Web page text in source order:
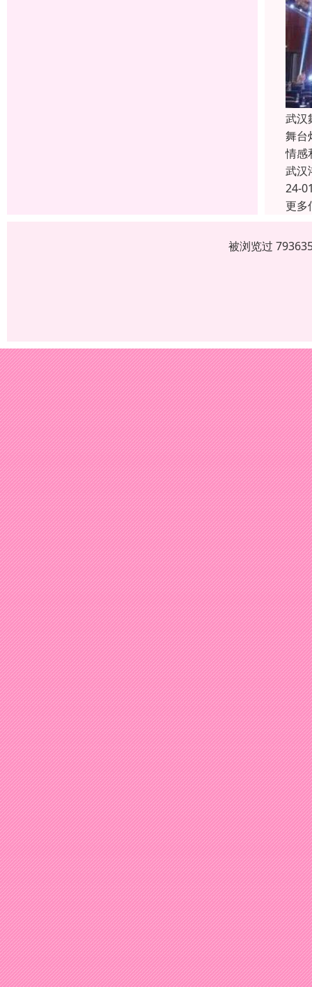
武汉
舞台
情感
武汉
24-
更多
被浏览过